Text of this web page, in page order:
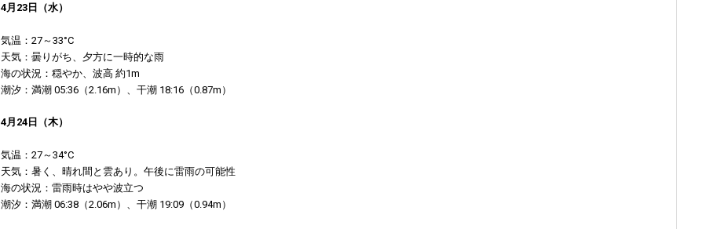
4月23日（水）
気温：27～33°C
天気：曇りがち、夕方に一時的な雨
海の状況：穏やか、波高 約1m
潮汐：満潮 05:36（2.16m）、干潮 18:16（0.87m）​
4月24日（木）
気温：27～34°C
天気：暑く、晴れ間と雲あり。午後に雷雨の可能性
海の状況：雷雨時はやや波立つ
潮汐：満潮 06:38（2.06m）、干潮 19:09（0.94m）​